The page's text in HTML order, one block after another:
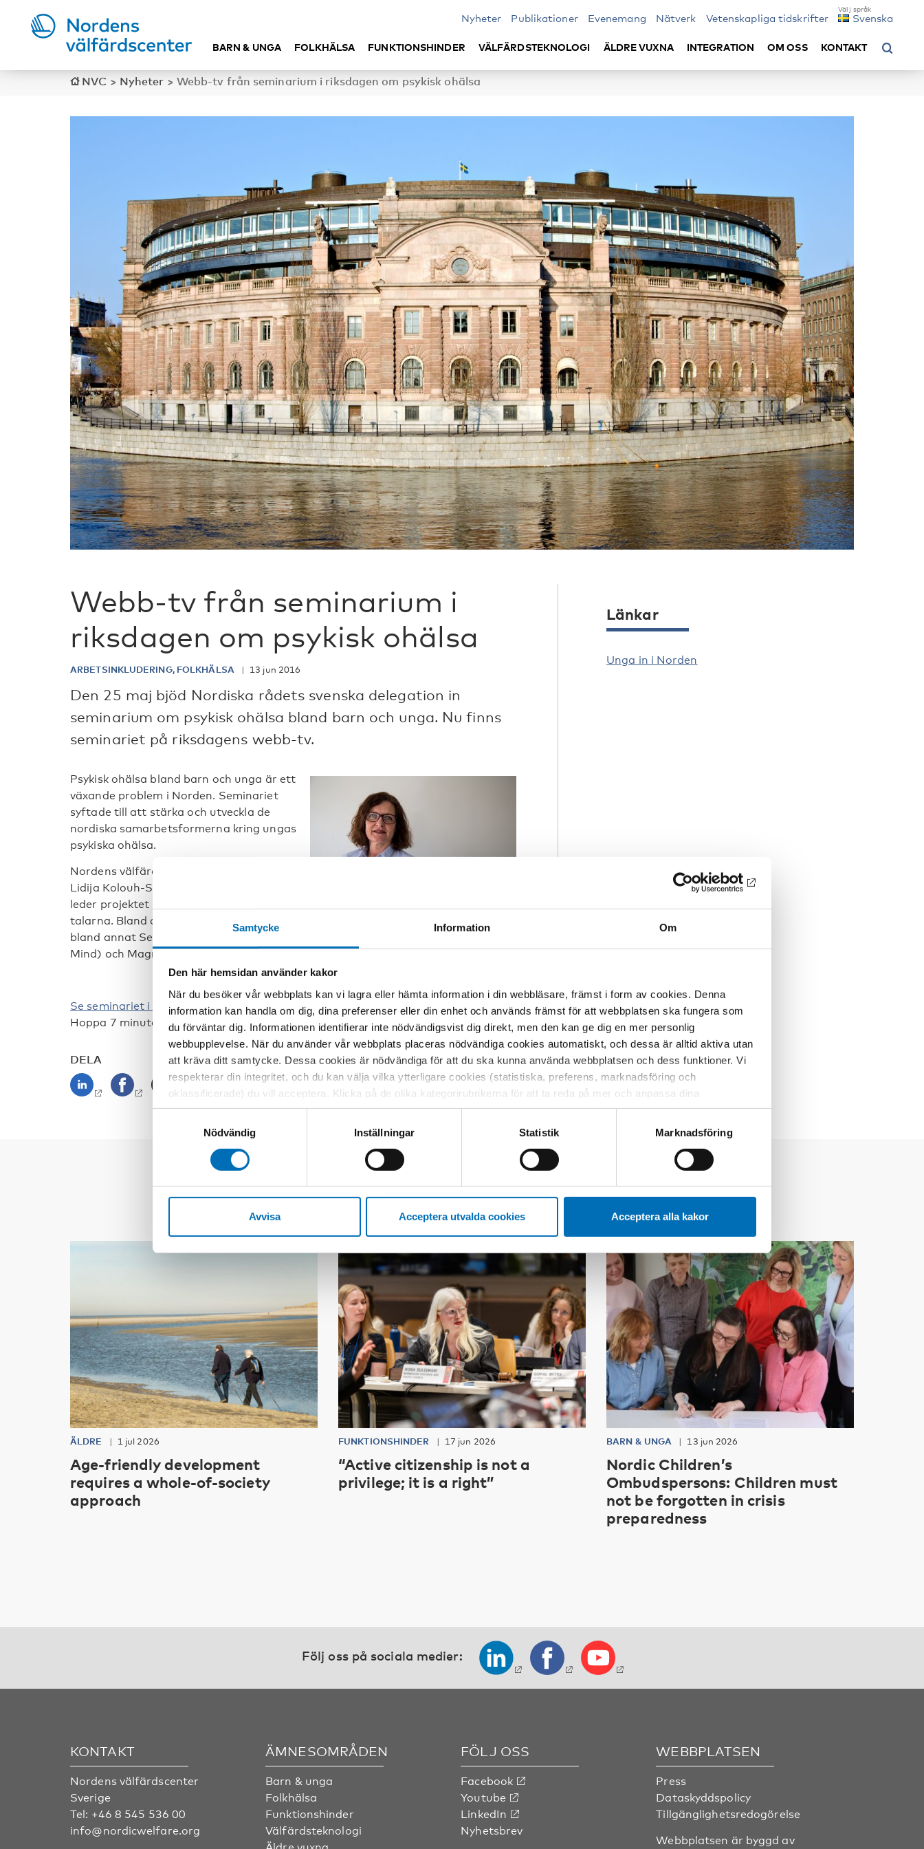
Samtycke Information Om
Den här hemsidan använder kakor
När du besöker vår webbplats kan vi lagra eller hämta information i din webbläsare, främst i form av cookies. Denna
information kan handla om dig, dina preferenser eller din enhet och används främst för att webbplatsen ska fungera som
du förväntar dig. Informationen identifierar inte nödvändigsvist dig direkt, men den kan ge dig en mer personlig
webbupplevelse. När du använder vår webbplats placeras nödvändiga cookies automatiskt, och dessa är alltid aktiva utan
att kräva ditt samtycke. Dessa cookies är nödvändiga för att du ska kunna använda webbplatsen och dess funktioner. Vi
respekterar din integritet, och du kan välja vilka ytterligare cookies (statistiska, preferens, marknadsföring och
oklassificerade) du vill acceptera. Klicka på de olika kategorirubrikerna för att ta reda på mer och anpassa dina
inställningar för cookies. Observera att blockering av cookies kan påverka din upplevelse av webbplatsen och de tjänster
vi erbjuder. Om du har besökt vår webbplats tidigare och accepterat användningen av cookies kan du alltid radera dem
genom att navigera till sekretessinställningarna i din webbläsare.
Nödvändig
Inställningar Statistik Marknadsföring
Avvisa Acceptera utvalda cookies Acceptera alla kakor
Nyheter Publikationer Evenemang Nätverk Vetenskapliga tidskrifter Svenska
BARN & UNGA FOLKHÄLSA FUNKTIONSHINDER VÄLFÄRDSTEKNOLOGI ÄLDRE VUXNA INTEGRATION OM OSS KONTAKT
NVC > Nyheter > Webb-tv från seminarium i riksdagen om psykisk ohälsa
Webb-tv från seminarium i
riksdagen om psykisk ohälsa
ARBETSINKLUDERING, FOLKHÄLSA 13 jun 2016
Den 25 maj bjöd Nordiska rådets svenska delegation in
seminarium om psykisk ohälsa bland barn och unga. Nu finns
seminariet på riksdagens webb-tv.
projektledare,
Psykisk ohälsa bland barn och unga är ett
växande problem i Norden. Seminariet
syftade till att stärka och utveckla de
nordiska samarbetsformerna kring ungas
psykiska ohälsa.
Nordens välfärdscenters projektledare
Lidija Kolouh-Söderlund (bilden), som
leder projektet Unga in i Norden var en av
talarna. Bland de andra talarna fanns
bland annat Selene Cortes (Föreningen
Mind) och Magnus Jägerskog (BRIS).
Se seminariet i webb-tv
Hoppa 7 minuter fram i filmen för att se seminariets början.
Länkar
Unga in i Norden
DELA
Relaterade nyheter
ÄLDRE 1 jul 2026
Age-friendly development
requires a whole-of-society
approach
FUNKTIONSHINDER 17 jun 2026
“Active citizenship is not a
privilege; it is a right”
BARN & UNGA 13 jun 2026
Nordic Children’s
Ombudspersons: Children must
not be forgotten in crisis
preparedness
Följ oss på sociala medier:
KONTAKT
Nordens välfärdscenter
Sverige
Tel: +46 8 545 536 00
info@nordicwelfare.org
ÄMNESOMRÅDEN
Barn & unga
Folkhälsa
Funktionshinder
Välfärdsteknologi
FÖLJ OSS
Facebook
Youtube
LinkedIn
Nyhetsbrev
WEBBPLATSEN
Press
Dataskyddspolicy
Tillgänglighetsredogörelse
Webbplatsen är byggd av